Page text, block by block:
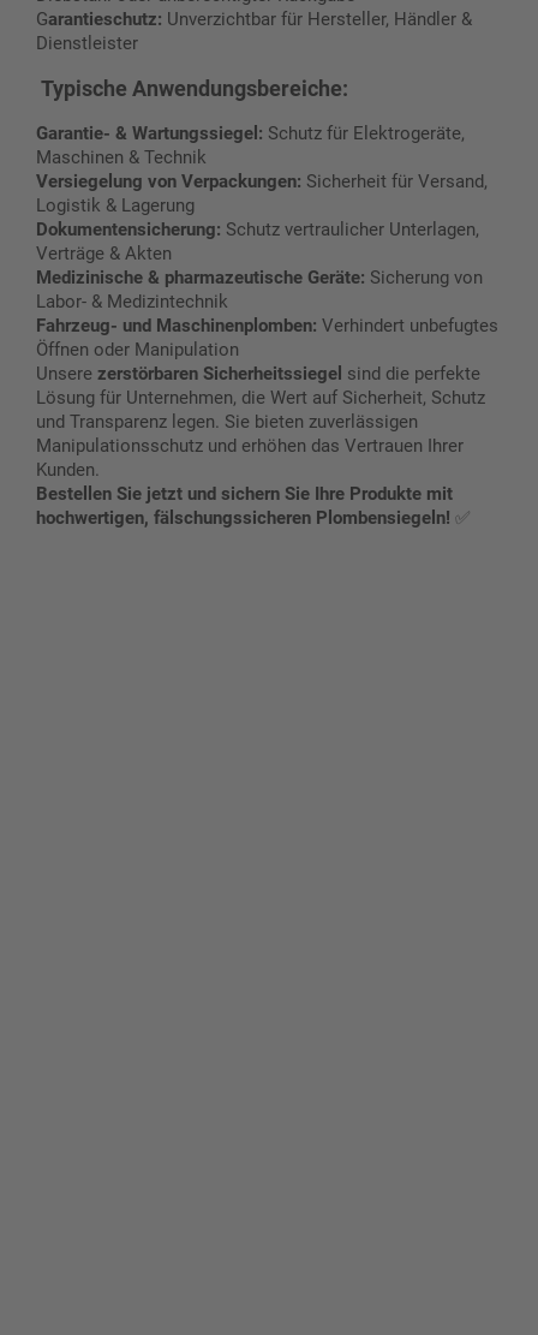
Garantieschutz: Unverzichtbar für Hersteller, Händler &
Dienstleister
Typische Anwendungsbereiche:
Garantie- & Wartungssiegel: Schutz für Elektrogeräte,
Maschinen & Technik
Versiegelung von Verpackungen: Sicherheit für Versand,
Logistik & Lagerung
Dokumentensicherung: Schutz vertraulicher Unterlagen,
Verträge & Akten
Medizinische & pharmazeutische Geräte: Sicherung von
Labor- & Medizintechnik
Fahrzeug- und Maschinenplomben: Verhindert unbefugtes
Öffnen oder Manipulation
Unsere zerstörbaren Sicherheitssiegel sind die perfekte
Lösung für Unternehmen, die Wert auf Sicherheit, Schutz
und Transparenz legen. Sie bieten zuverlässigen
Manipulationsschutz und erhöhen das Vertrauen Ihrer
Kunden.
Bestellen Sie jetzt und sichern Sie Ihre Produkte mit
hochwertigen, fälschungssicheren Plombensiegeln! ✅